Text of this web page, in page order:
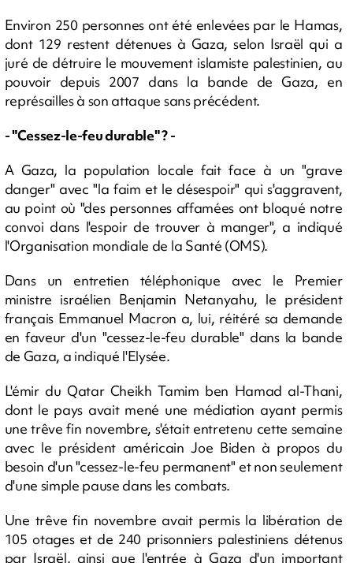
Environ 250 personnes ont été enlevées par le Hamas,
dont 129 restent détenues à Gaza, selon Israël qui a
juré de détruire le mouvement islamiste palestinien, au
pouvoir depuis 2007 dans la bande de Gaza, en
représailles à son attaque sans précédent.
- "Cessez-le-feu durable" ? -
A Gaza, la population locale fait face à un "grave
danger" avec "la faim et le désespoir" qui s'aggravent,
au point où "des personnes affamées ont bloqué notre
convoi dans l'espoir de trouver à manger", a indiqué
l'Organisation mondiale de la Santé (OMS).
Dans un entretien téléphonique avec le Premier
ministre israélien Benjamin Netanyahu, le président
français Emmanuel Macron a, lui, réitéré sa demande
en faveur d'un "cessez-le-feu durable" dans la bande
de Gaza, a indiqué l'Elysée.
L'émir du Qatar Cheikh Tamim ben Hamad al-Thani,
dont le pays avait mené une médiation ayant permis
une trêve fin novembre, s'était entretenu cette semaine
avec le président américain Joe Biden à propos du
besoin d'un "cessez-le-feu permanent" et non seulement
d'une simple pause dans les combats.
Une trêve fin novembre avait permis la libération de
105 otages et de 240 prisonniers palestiniens détenus
par Israël, ainsi que l'entrée à Gaza d'un important